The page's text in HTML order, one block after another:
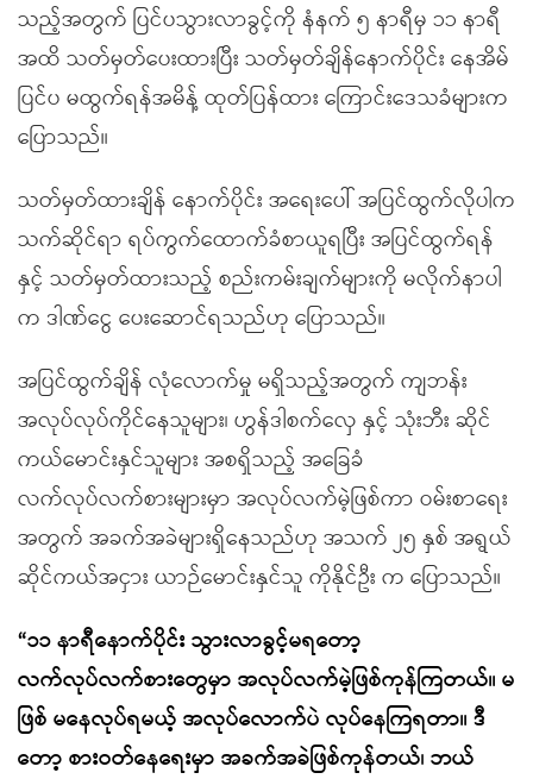
သည့်အတွက် ပြင်ပသွားလာခွင့်ကို နံနက် ၅ နာရီမှ ၁၁ နာရီ
အထိ သတ်မှတ်ပေးထားပြီး သတ်မှတ်ချိန်နောက်ပိုင်း နေအိမ်
ပြင်ပ မထွက်ရန်အမိန့် ထုတ်ပြန်ထား ကြောင်းဒေသခံများက
ပြောသည်။
သတ်မှတ်ထားချိန် နောက်ပိုင်း အရေးပေါ် အပြင်ထွက်လိုပါက
သက်ဆိုင်ရာ ရပ်ကွက်ထောက်ခံစာယူရပြီး အပြင်ထွက်ရန်
နှင့် သတ်မှတ်ထားသည့် စည်းကမ်းချက်များကို မလိုက်နာပါ
က ဒါဏ်ငွေ ပေးဆောင်ရသည်ဟု ပြောသည်။
အပြင်ထွက်ချိန် လုံလောက်မှု မရှိသည့်အတွက် ကျဘန်း
အလုပ်လုပ်ကိုင်နေသူများ၊ ဟွန်ဒါစက်လှေ နှင့် သုံးဘီး ဆိုင်
ကယ်မောင်းနှင်သူများ အစရှိသည့် အခြေခံ
လက်လုပ်လက်စားများမှာ အလုပ်လက်မဲ့ဖြစ်ကာ ဝမ်းစာရေး
အတွက် အခက်အခဲများရှိနေသည်ဟု အသက် ၂၅ နှစ် အရွယ်
ဆိုင်ကယ်အငှား ယာဉ်မောင်းနှင်သူ ကိုနိုင်ဦး က ပြောသည်။
“၁၁ နာရီနောက်ပိုင်း သွားလာခွင့်မရတော့
လက်လုပ်လက်စားတွေမှာ အလုပ်လက်မဲ့ဖြစ်ကုန်ကြတယ်။ မ
ဖြစ် မနေလုပ်ရမယ့် အလုပ်လောက်ပဲ လုပ်နေကြရတာ။ ဒီ
တော့ စားဝတ်နေရေးမှာ အခက်အခဲဖြစ်ကုန်တယ်၊ ဘယ်